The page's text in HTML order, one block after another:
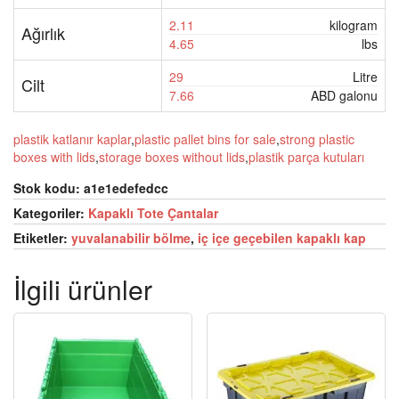
Ağırlık 2.11
kilogram
4.65
lbs
Cilt 29
Litre
7.66
ABD galonu
plastik katlanır kaplar,plastic pallet bins for sale,strong plastic
boxes with lids,storage boxes without lids,plastik parça kutuları
Stok kodu: a1e1edefedcc
Kategoriler: Kapaklı Tote Çantalar
Etiketler: yuvalanabilir bölme, iç içe geçebilen kapaklı kap
İlgili ürünler